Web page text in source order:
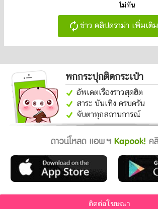
ไม่ทัน
autorenew ข่าว คลิปดราม่า เพิ่มเติม
พกกระปุกติดกระเป๋า
อัพเดตเรื่องราวสุดฮิต
สาระ บันเทิง ครบครัน
จับตาทุกสถานการณ์
ติดต่อโฆษณา